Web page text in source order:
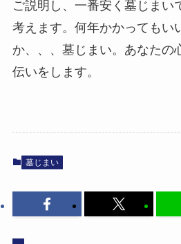
ご説明し、一番安く墓じまい
考えます。何年かかってもい
か、、、墓じまい。あなたの
伝いをします。
墓じまい